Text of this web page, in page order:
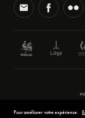
Pour améliorer votre expérience.